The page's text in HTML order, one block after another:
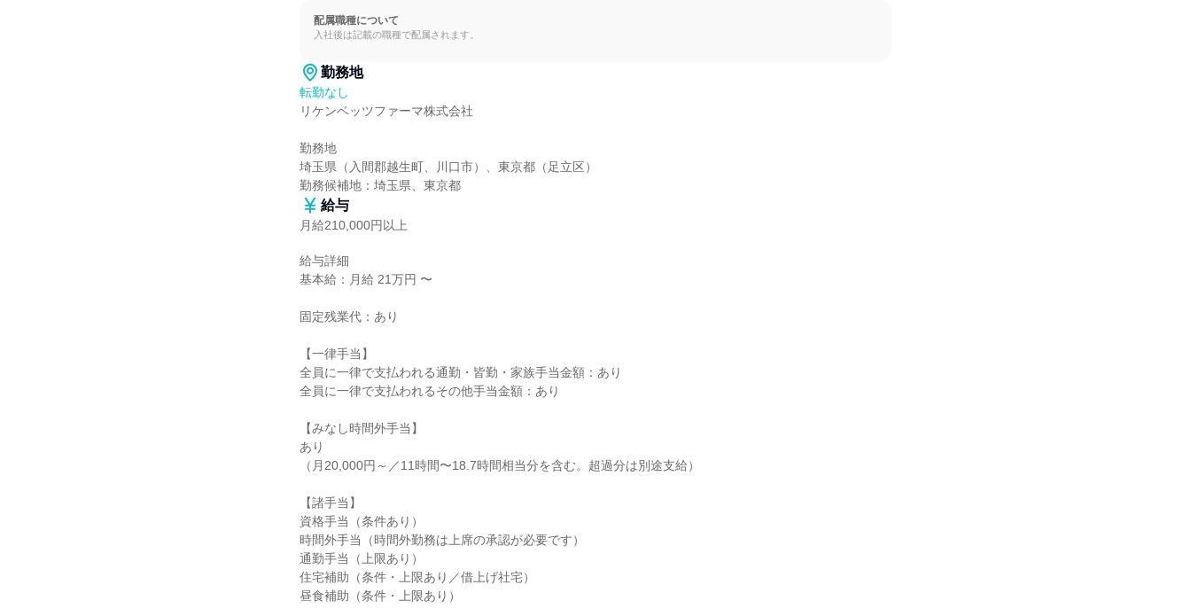
配属職種について
入社後は記載の職種で配属されます。
勤務地
転勤なし
リケンベッツファーマ株式会社
勤務地
埼玉県（入間郡越生町、川口市）、東京都（足立区）
勤務候補地：埼玉県、東京都
給与
月給210,000円以上
給与詳細
基本給：月給 21万円 〜
固定残業代：あり
【一律手当】
全員に一律で支払われる通勤・皆勤・家族手当金額：あり
全員に一律で支払われるその他手当金額：あり
【みなし時間外手当】
あり
（月20,000円～／11時間〜18.7時間相当分を含む。超過分は別途支給）
【諸手当】
資格手当（条件あり）
時間外手当（時間外勤務は上席の承認が必要です）
通勤手当（上限あり）
住宅補助（条件・上限あり／借上げ社宅）
昼食補助（条件・上限あり）